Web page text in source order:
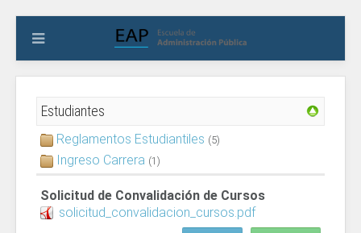
Estudiantes
Reglamentos Estudiantiles (5)
Ingreso Carrera (1)
Solicitud de Convalidación de Cursos
solicitud_convalidacion_cursos.pdf